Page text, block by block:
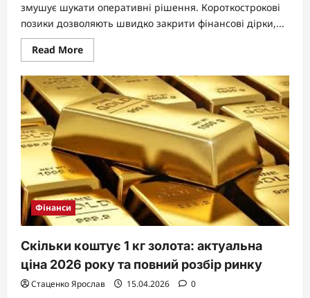
змушує шукати оперативні рішення. Короткострокові
позики дозволяють швидко закрити фінансові дірки,...
Read MoreRead
more
Гроші
до
зарплати:
як
вибрати
вигідний
кредит
переплат
Фінанси
Скільки коштує 1 кг золота: актуальна
ціна 2026 року та повний розбір ринку
Стаценко Ярослав 15.04.2026 0